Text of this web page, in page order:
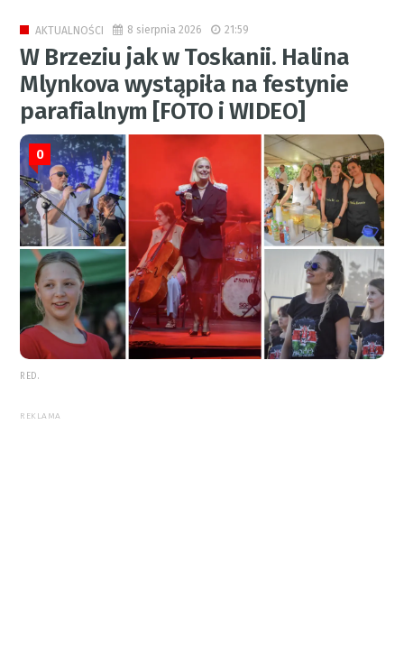
AKTUALNOŚCI 8 sierpnia 2026 21:59
W Brzeziu jak w Toskanii. Halina
Mlynkova wystąpiła na festynie
parafialnym [FOTO i WIDEO]
0
RED.
REKLAMA